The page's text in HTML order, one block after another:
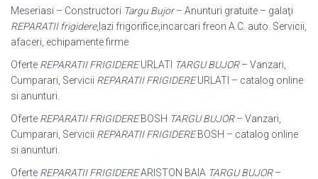
Meseriasi – Constructori Targu Bujor– Anunturi gratuite – galaţi
REPARATII frigidere,lazi frigorifice,incarcari freon A.C. auto. Servicii,
afaceri, echipamente firme
Oferte REPARATII FRIGIDEREURLATI TARGU BUJOR– Vanzari,
Cumparari, Servicii REPARATII FRIGIDEREURLATI – catalog online
si anunturi.
Oferte REPARATII FRIGIDEREBOSH TARGU BUJOR– Vanzari,
Cumparari, Servicii REPARATII FRIGIDEREBOSH – catalog online
si anunturi.
Oferte REPARATII FRIGIDEREARISTON BAIA TARGU BUJOR–